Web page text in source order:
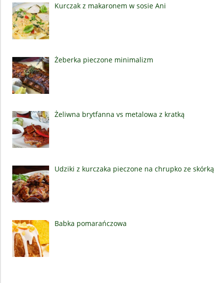
Kurczak z makaronem w sosie Ani
Żeberka pieczone minimalizm
Żeliwna brytfanna vs metalowa z kratką
Udziki z kurczaka pieczone na chrupko ze skórką
Babka pomarańczowa